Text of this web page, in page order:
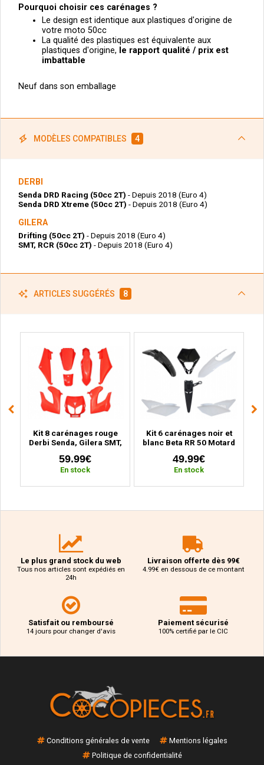
Pourquoi choisir ces carénages ?
Le design est identique aux plastiques d'origine de
votre moto 50cc
La qualité des plastiques est équivalente aux
plastiques d'origine, le rapport qualité / prix est
imbattable
Neuf dans son emballage
MODÈLES COMPATIBLES 4
DERBI
Senda DRD Racing (50cc 2T) - Depuis 2018 (Euro 4)
Senda DRD Xtreme (50cc 2T) - Depuis 2018 (Euro 4)
GILERA
Drifting (50cc 2T) - Depuis 2018 (Euro 4)
SMT, RCR (50cc 2T) - Depuis 2018 (Euro 4)
ARTICLES SUGGÉRÉS 8
Kit 8 carénages rouge
Derbi Senda, Gilera SMT,
59.99€
En stock
Kit 6 carénages noir et
blanc Beta RR 50 Motard
49.99€
En stock
Le plus grand stock du web
Tous nos articles sont expédiés en
24h
Livraison offerte dès 99€
4.99€ en dessous de ce montant
Satisfait ou remboursé
14 jours pour changer d'avis
Paiement sécurisé
100% certifié par le CIC
Conditions générales de vente
Mentions légales
Politique de confidentialité